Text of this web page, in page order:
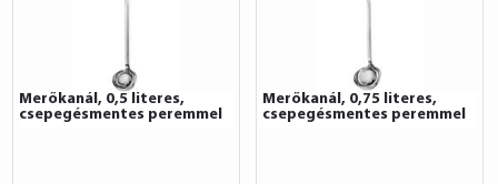
Merőkanál, 0,5 literes,
csepegésmentes peremmel
Merőkanál, 0,75 literes,
csepegésmentes peremmel